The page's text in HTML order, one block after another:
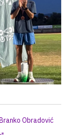
Obradović